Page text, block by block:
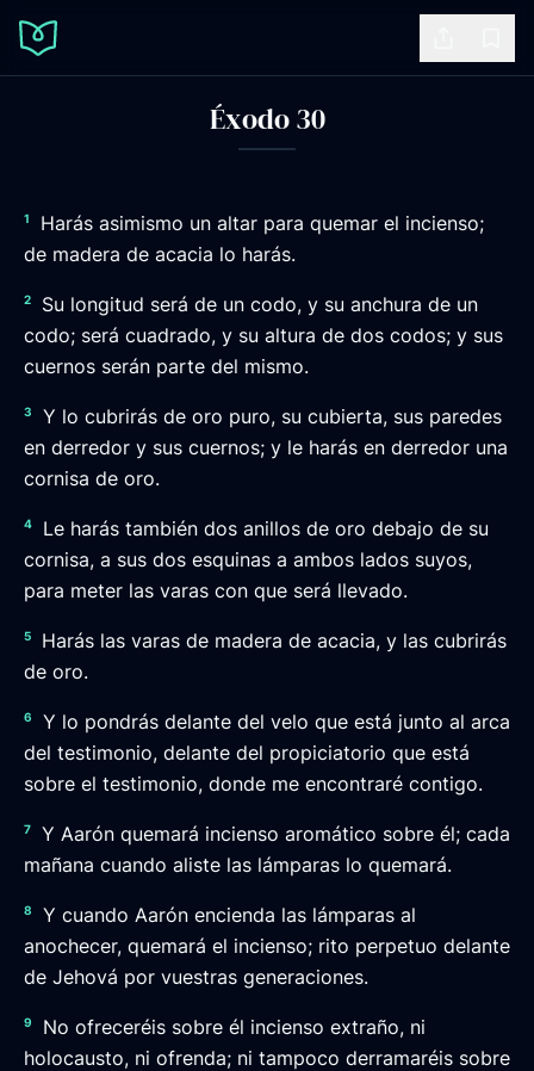
Éxodo 30
1
Harás asimismo un altar para quemar el incienso;
de madera de acacia lo harás.
2
Su longitud será de un codo, y su anchura de un
codo; será cuadrado, y su altura de dos codos; y sus
cuernos serán parte del mismo.
3
Y lo cubrirás de oro puro, su cubierta, sus paredes
en derredor y sus cuernos; y le harás en derredor una
cornisa de oro.
4
Le harás también dos anillos de oro debajo de su
cornisa, a sus dos esquinas a ambos lados suyos,
para meter las varas con que será llevado.
5
Harás las varas de madera de acacia, y las cubrirás
de oro.
6
Y lo pondrás delante del velo que está junto al arca
del testimonio, delante del propiciatorio que está
sobre el testimonio, donde me encontraré contigo.
7
Y Aarón quemará incienso aromático sobre él; cada
mañana cuando aliste las lámparas lo quemará.
8
Y cuando Aarón encienda las lámparas al
anochecer, quemará el incienso; rito perpetuo delante
de Jehová por vuestras generaciones.
9
No ofreceréis sobre él incienso extraño, ni
holocausto, ni ofrenda; ni tampoco derramaréis sobre